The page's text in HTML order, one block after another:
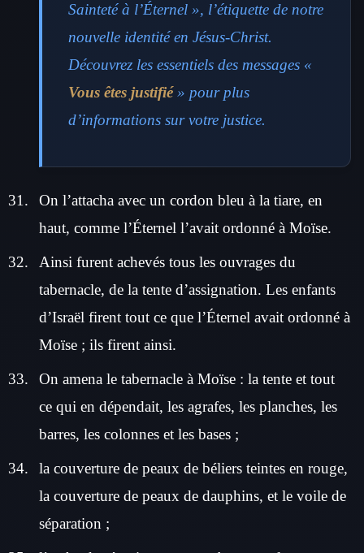
Sainteté à l’Éternel », l’étiquette de notre
nouvelle identité en Jésus-Christ.
Découvrez les essentiels des messages «
Vous êtes justifié» pour plus
d’informations sur votre justice.
On l’attacha avec un cordon bleu à la tiare, en
haut, comme l’Éternel l’avait ordonné à Moïse.
Ainsi furent achevés tous les ouvrages du
tabernacle, de la tente d’assignation. Les enfants
d’Israël firent tout ce que l’Éternel avait ordonné à
Moïse ; ils firent ainsi.
On amena le tabernacle à Moïse : la tente et tout
ce qui en dépendait, les agrafes, les planches, les
barres, les colonnes et les bases ;
la couverture de peaux de béliers teintes en rouge,
la couverture de peaux de dauphins, et le voile de
séparation ;